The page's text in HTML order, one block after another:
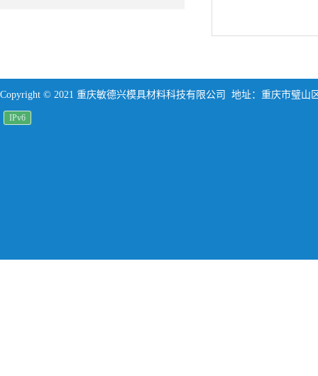
Copyright © 2021 重庆敏德兴模具材料科技有限公司 地址：重庆市璧山
IPv6